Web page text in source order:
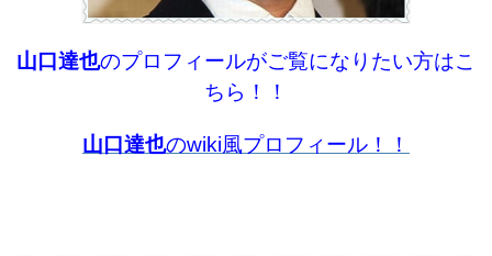
山口達也のプロフィールがご覧になりたい方はこ
ちら！！
山口達也のwiki風プロフィール！！